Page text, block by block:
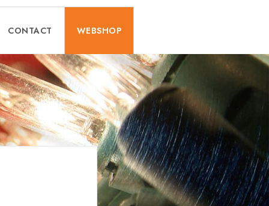
CONTACT WEBSHOP